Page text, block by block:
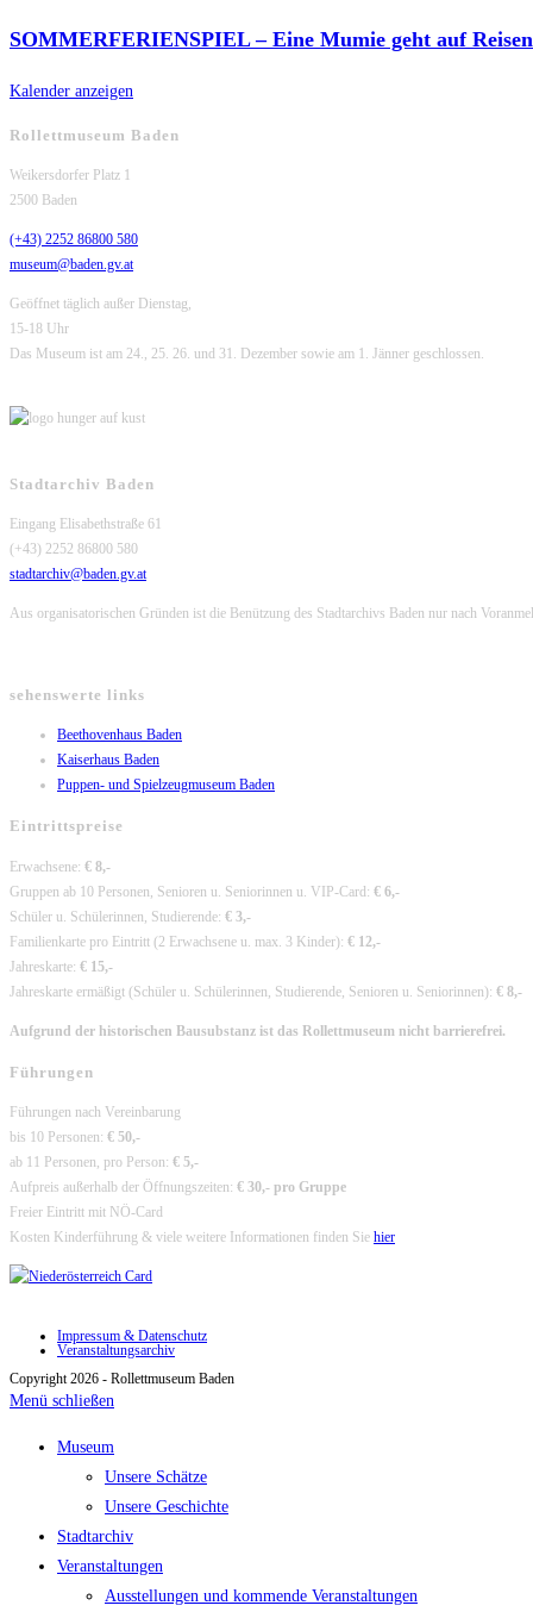
SOMMERFERIENSPIEL – Eine Mumie geht auf
Kalender anzeigen
Rollettmuseum Baden
Weikersdorfer Platz 1
2500 Baden
(+43) 2252 86800 580
museum@baden.gv.at
Geöffnet täglich außer Dienstag,
15-18 Uhr
Das Museum ist am 24., 25. 26. und 31. Dezember sowie am 1. Jänner geschlossen.
Stadtarchiv Baden
Eingang Elisabethstraße 61
(+43) 2252 86800 580
stadtarchiv@baden.gv.at
Aus organisatorischen Gründen ist die Benützung des Stadtarchivs Baden nur nach
sehenswerte links
Beethovenhaus BadenOpens
a
Kaiserhaus BadenOpens
in
Puppen- und Spielzeugmuseum BadenOpens
Eintrittspreise
Erwachsene: € 8,-
Gruppen ab 10 Personen, Senioren u. Seniorinnen u. VIP-Card: € 6,-
Schüler u. Schülerinnen, Studierende: € 3,-
Familienkarte pro Eintritt (2 Erwachsene u. max. 3 Kinder): € 12,-
Jahreskarte: € 15,-
Jahreskarte ermäßigt (Schüler u. Schülerinnen, Studierende, Senioren u. Seniorinnen): € 8,-
Aufgrund der historischen Bausubstanz ist das Rollettmuseum nicht barrierefrei.
Führungen
Führungen nach Vereinbarung
bis 10 Personen: € 50,-
ab 11 Personen, pro Person: € 5,-
Aufpreis außerhalb der Öffnungszeiten: € 30,- pro Gruppe
Freier Eintritt mit NÖ-Card
Kosten Kinderführung & viele weitere Informationen finden Sie hier
Impressum & Datenschutz
Veranstaltungsarchiv
Copyright 2026 - Rollettmuseum Baden
Menü schließen
Museum
Unsere Schätze
Unsere Geschichte
Stadtarchiv
Veranstaltungen
Ausstellungen und kommende Veranstaltungen